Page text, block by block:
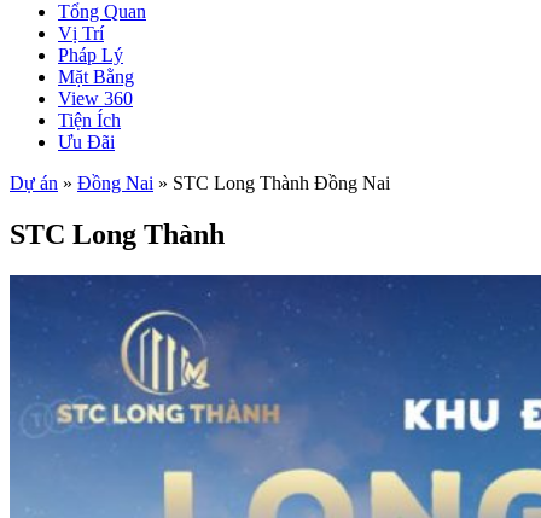
Tổng Quan
Vị Trí
Pháp Lý
Mặt Bằng
View 360
Tiện Ích
Ưu Đãi
Dự án » Đồng Nai » STC Long Thành Đồng Nai
STC Long Thành